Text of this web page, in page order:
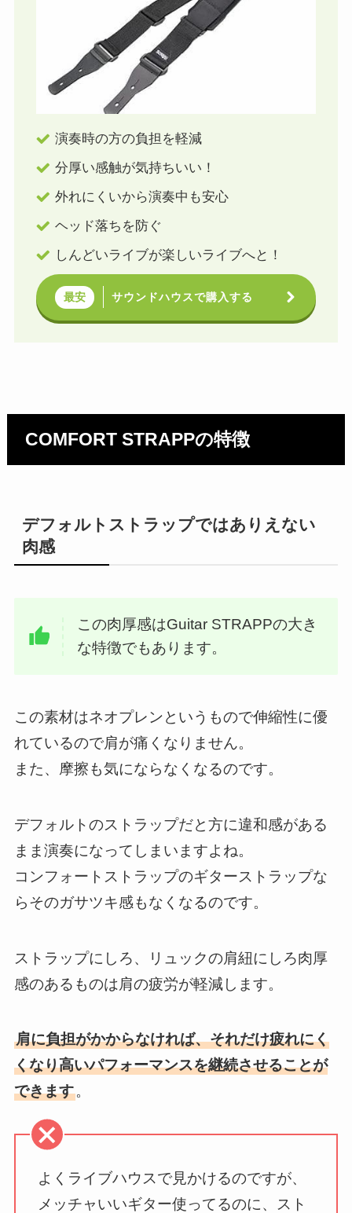
演奏時の方の負担を軽減
分厚い感触が気持ちいい！
外れにくいから演奏中も安心
ヘッド落ちを防ぐ
しんどいライブが楽しいライブへと！
最安 サウンドハウスで購入する
COMFORT STRAPPの特徴
デフォルトストラップではありえない
肉感
この肉厚感はGuitar STRAPPの大き
な特徴でもあります。
この素材はネオプレンというもので伸縮性に優
れているので肩が痛くなりません。
また、摩擦も気にならなくなるのです。
デフォルトのストラップだと方に違和感がある
まま演奏になってしまいますよね。
コンフォートストラップのギターストラップな
らそのガサツキ感もなくなるのです。
ストラップにしろ、リュックの肩紐にしろ肉厚
感のあるものは肩の疲労が軽減します。
肩に負担がかからなければ、それだけ疲れにく
くなり高いパフォーマンスを継続させることが
できます。
よくライブハウスで見かけるのですが、
メッチャいいギター使ってるのに、スト